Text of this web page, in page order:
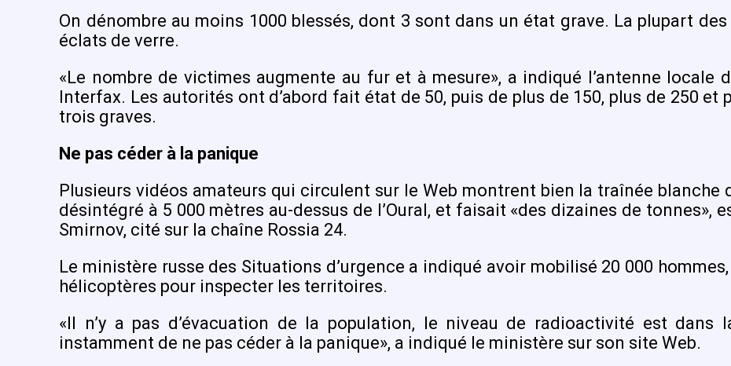
On dénombre au moins 1000 blessés, dont 3 sont dans un état grave. La plupart
éclats de verre.
«Le nombre de victimes augmente au fur et à mesure», a indiqué l’antenne locale
Interfax. Les autorités ont d’abord fait état de 50, puis de plus de 150, plus de 250 et
trois graves.
Ne pas céder à la panique
Plusieurs vidéos amateurs qui circulent sur le Web montrent bien la traînée blanche
désintégré à 5 000 mètres au-dessus de l’Oural, et faisait «des dizaines de tonnes»,
Smirnov, cité sur la chaîne Rossia 24.
Le ministère russe des Situations d’urgence a indiqué avoir mobilisé 20 000
hélicoptères pour inspecter les territoires.
«Il n’y a pas d’évacuation de la population, le niveau de radioactivité est dans
instamment de ne pas céder à la panique», a indiqué le ministère sur son site Web.